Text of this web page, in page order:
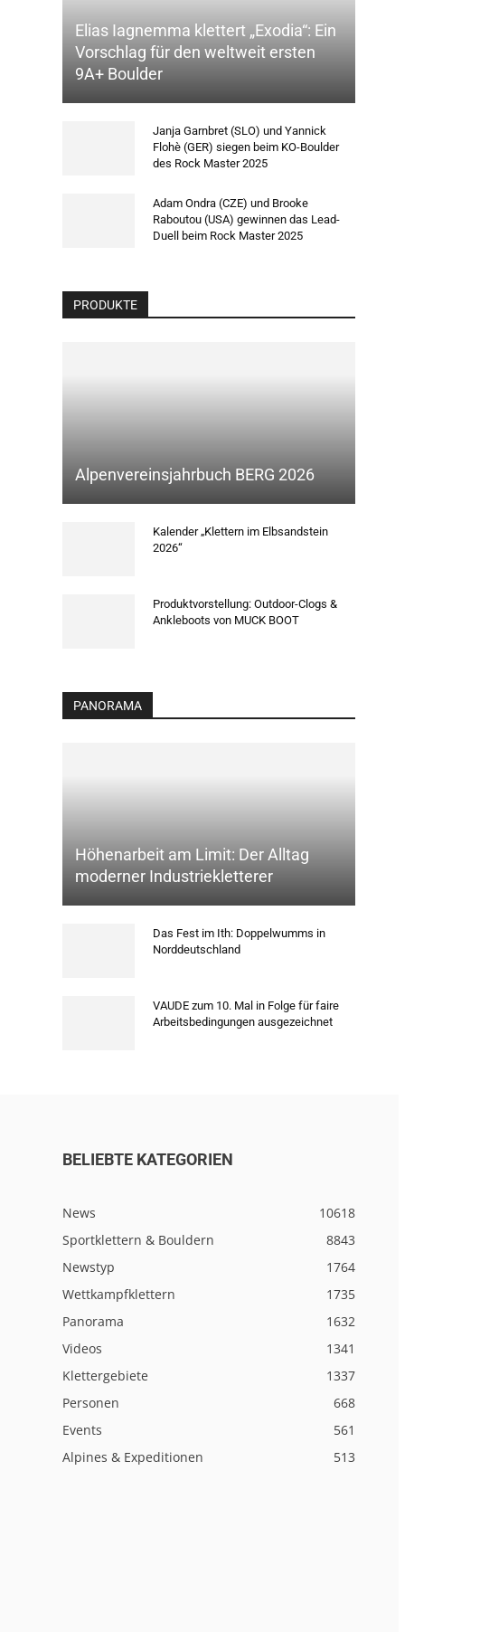
Elias Iagnemma klettert „Exodia“: Ein
Vorschlag für den weltweit ersten
9A+ Boulder
Janja Garnbret (SLO) und Yannick
Flohè (GER) siegen beim KO-Boulder
des Rock Master 2025
Adam Ondra (CZE) und Brooke
Raboutou (USA) gewinnen das Lead-
Duell beim Rock Master 2025
PRODUKTE
Alpenvereinsjahrbuch BERG 2026
Kalender „Klettern im Elbsandstein
2026“
Produktvorstellung: Outdoor-Clogs &
Ankleboots von MUCK BOOT
PANORAMA
Höhenarbeit am Limit: Der Alltag
moderner Industriekletterer
Das Fest im Ith: Doppelwumms in
Norddeutschland
VAUDE zum 10. Mal in Folge für faire
Arbeitsbedingungen ausgezeichnet
BELIEBTE KATEGORIEN
News
10618
Sportklettern & Bouldern
8843
Newstyp
1764
Wettkampfklettern
1735
Panorama
1632
Videos
1341
Klettergebiete
1337
Personen
668
Events
561
Alpines & Expeditionen
513